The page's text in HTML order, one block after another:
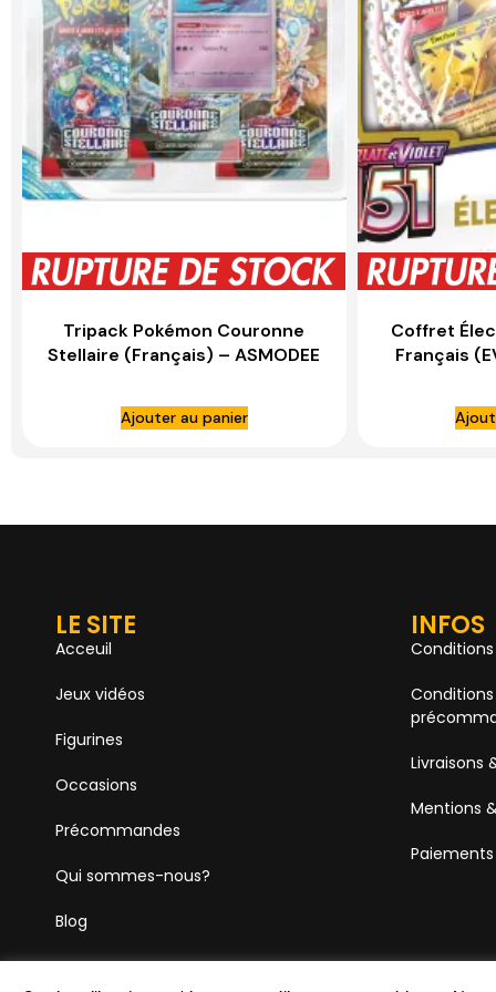
Tripack Pokémon Couronne
Stellaire (Français) – ASMODEE
Ajouter au panier
Coffret
Français
LE SITE
Acceuil
Jeux vidéos
Figurines
Occasions
Précommandes
Qui sommes-nous?
Blog
INFOS
Livraisons
Mentions
Paiements